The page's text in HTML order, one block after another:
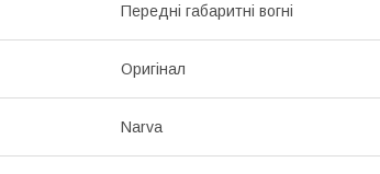
Передні габаритні вогні
Оригінал
Narva